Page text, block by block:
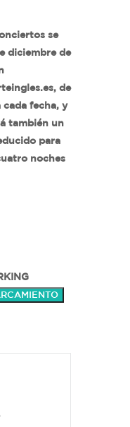
se
diciembre de
de
fecha, y
también un
para
noches